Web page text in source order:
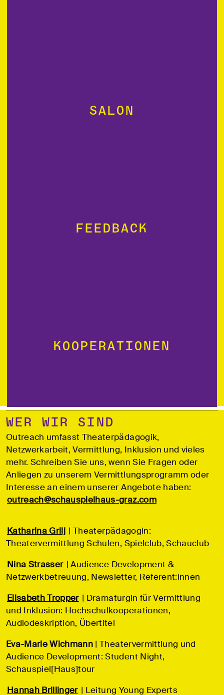
Salon
Feedback
Kooperationen
Wer wir sind
Outreach umfasst Theaterpädagogik,
Netzwerkarbeit, Vermittlung, Inklusion und vieles
mehr. Schreiben Sie uns, wenn Sie Fragen oder
Anliegen zu unserem Vermittlungsprogramm oder
Interesse an einem unserer Angebote haben:
outreach@schauspielhaus-graz.com
Katharina Grilj | Theaterpädagogin:
Theatervermittlung Schulen, Spielclub, Schauclub
Nina Strasser | Audience Development &
Netzwerkbetreuung, Newsletter, Referent:innen
Elisabeth Tropper | Dramaturgin für Vermittlung
und Inklusion: Hochschulkooperationen,
Audiodeskription, Übertitel
Eva-Marie Wichmann | Theatervermittlung und
Audience Development: Student Night,
Schauspiel[Haus]tour
Hannah Brillinger | Leitung Young Experts